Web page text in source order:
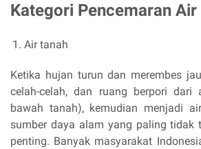
Kategori Pencemaran Air
Air tanah
Ketika hujan turun dan merembes
celah-celah, dan ruang berpori dari
bawah tanah), kemudian menjadi
sumber daya alam yang paling tidak
penting. Banyak masyarakat